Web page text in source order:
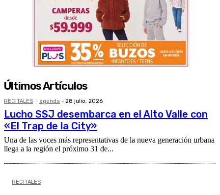
Últimos Artículos
RECITALES agenda - 28 julio, 2026
Lucho SSJ desembarca en el Alto Valle con
«El Trap de la City»
Una de las voces más representativas de la nueva generación urbana
llega a la región el próximo 31 de...
RECITALES